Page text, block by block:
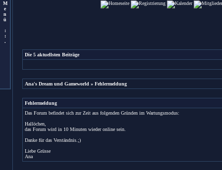
M
e
n
ü
:
:
.
Die 5 aktuellsten Beiträge
Ana's Dream und Gameworld » Fehlermeldung
Fehlermeldung
Das Forum befindet sich zur Zeit aus folgenden Gründen im Wartungsmodus:
Hallöchen,
das Forum wird in 10 Minuten wieder online sein.
Danke für das Verständnis.;)
Liebe Grüsse
Ana